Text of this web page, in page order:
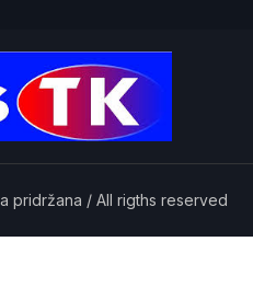
pridržana / All rigths reserved